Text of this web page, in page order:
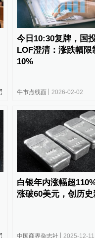
今日10:30复牌，国
LOF澄清：涨跌幅限
10%
牛市点线面 2026-02-02
白银年内涨幅超
涨破60美元，创历史
中国商界杂志社 2025-12-11